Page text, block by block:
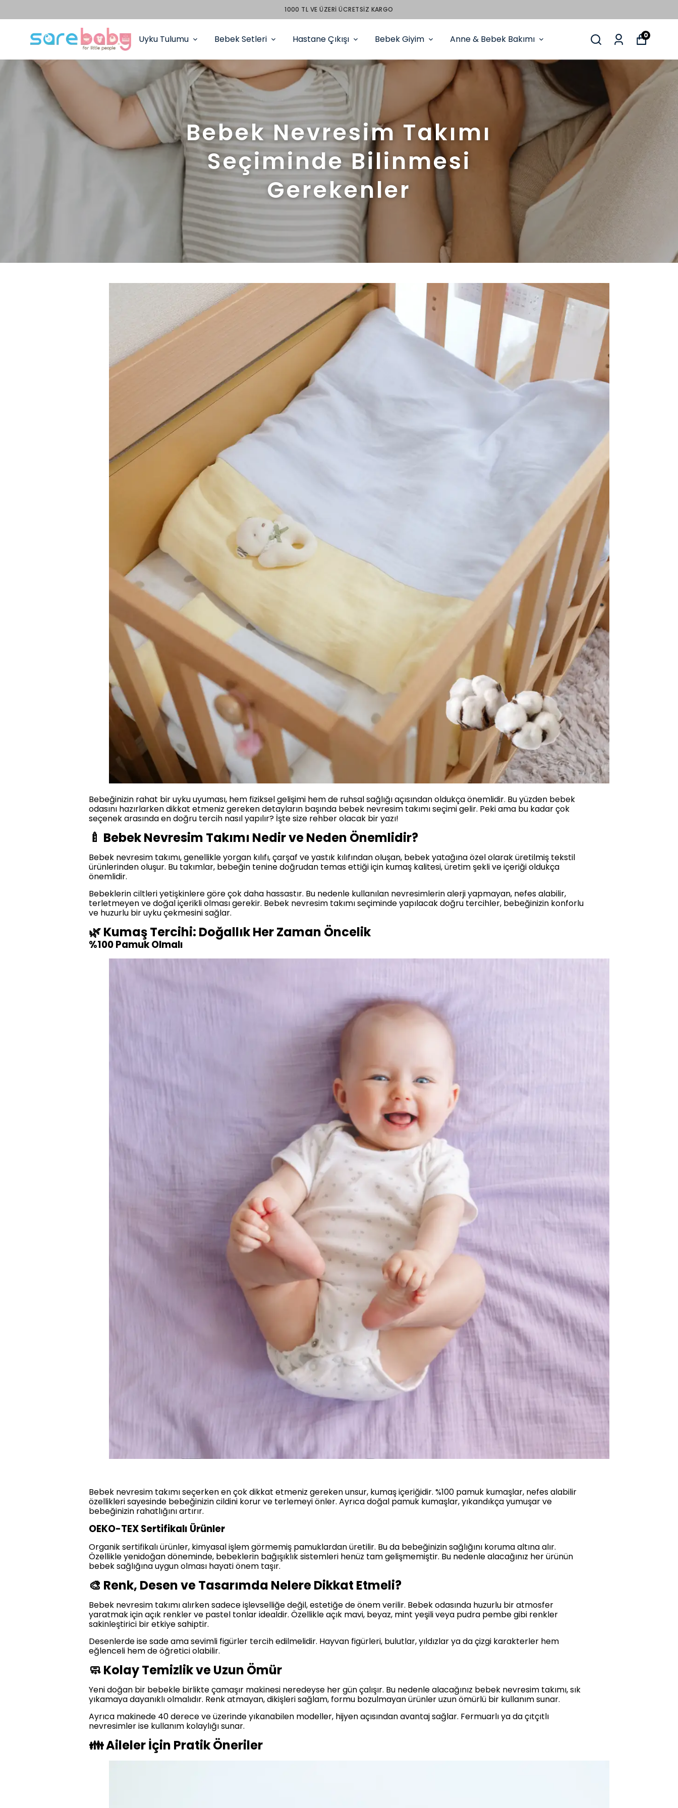
PEŞİN FİYATINA 3 TAKSİT
Uyku Tulumu Bebek Setleri Hastane Çıkışı Bebek Giyim Anne & Bebek Bakımı 0
Bebek Nevresim Takımı
Seçiminde Bilinmesi
Gerekenler
Bebeğinizin rahat bir uyku uyuması, hem fiziksel gelişimi hem de ruhsal sağlığı açısından oldukça önemlidir. Bu yüzden bebek
odasını hazırlarken dikkat etmeniz gereken detayların başında bebek nevresim takımı seçimi gelir. Peki ama bu kadar çok
seçenek arasında en doğru tercih nasıl yapılır? İşte size rehber olacak bir yazı!
🍼 Bebek Nevresim Takımı Nedir ve Neden Önemlidir?
Bebek nevresim takımı, genellikle yorgan kılıfı, çarşaf ve yastık kılıfından oluşan, bebek yatağına özel olarak üretilmiş tekstil
ürünlerinden oluşur. Bu takımlar, bebeğin tenine doğrudan temas ettiği için kumaş kalitesi, üretim şekli ve içeriği oldukça
önemlidir.
Bebeklerin ciltleri yetişkinlere göre çok daha hassastır. Bu nedenle kullanılan nevresimlerin alerji yapmayan, nefes alabilir,
terletmeyen ve doğal içerikli olması gerekir. Bebek nevresim takımı seçiminde yapılacak doğru tercihler, bebeğinizin konforlu
ve huzurlu bir uyku çekmesini sağlar.
🌿 Kumaş Tercihi: Doğallık Her Zaman Öncelik
%100 Pamuk Olmalı
Bebek nevresim takımı seçerken en çok dikkat etmeniz gereken unsur, kumaş içeriğidir. %100 pamuk kumaşlar, nefes alabilir
özellikleri sayesinde bebeğinizin cildini korur ve terlemeyi önler. Ayrıca doğal pamuk kumaşlar, yıkandıkça yumuşar ve
bebeğinizin rahatlığını artırır.
OEKO-TEX Sertifikalı Ürünler
Organik sertifikalı ürünler, kimyasal işlem görmemiş pamuklardan üretilir. Bu da bebeğinizin sağlığını koruma altına alır.
Özellikle yenidoğan döneminde, bebeklerin bağışıklık sistemleri henüz tam gelişmemiştir. Bu nedenle alacağınız her ürünün
bebek sağlığına uygun olması hayati önem taşır.
🎨 Renk, Desen ve Tasarımda Nelere Dikkat Etmeli?
Bebek nevresim takımı alırken sadece işlevselliğe değil, estetiğe de önem verilir. Bebek odasında huzurlu bir atmosfer
yaratmak için açık renkler ve pastel tonlar idealdir. Özellikle açık mavi, beyaz, mint yeşili veya pudra pembe gibi renkler
sakinleştirici bir etkiye sahiptir.
Desenlerde ise sade ama sevimli figürler tercih edilmelidir. Hayvan figürleri, bulutlar, yıldızlar ya da çizgi karakterler hem
eğlenceli hem de öğretici olabilir.
🧼 Kolay Temizlik ve Uzun Ömür
Yeni doğan bir bebekle birlikte çamaşır makinesi neredeyse her gün çalışır. Bu nedenle alacağınız bebek nevresim takımı, sık
yıkamaya dayanıklı olmalıdır. Renk atmayan, dikişleri sağlam, formu bozulmayan ürünler uzun ömürlü bir kullanım sunar.
Ayrıca makinede 40 derece ve üzerinde yıkanabilen modeller, hijyen açısından avantaj sağlar. Fermuarlı ya da çıtçıtlı
nevresimler ise kullanım kolaylığı sunar.
👪 Aileler İçin Pratik Öneriler